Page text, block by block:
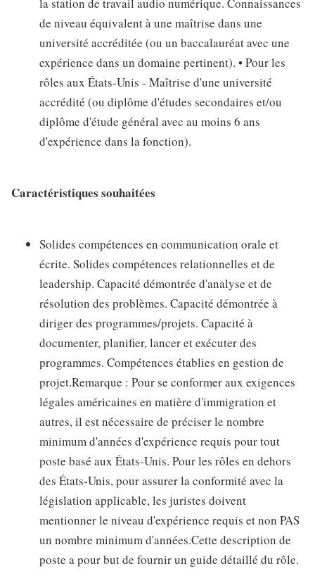
la station de travail audio numérique. Connaissances
de niveau équivalent à une maîtrise dans une
université accréditée (ou un baccalauréat avec une
expérience dans un domaine pertinent). • Pour les
rôles aux États-Unis - Maîtrise d'une université
accrédité (ou diplôme d'études secondaires et/ou
diplôme d'étude général avec au moins 6 ans
d'expérience dans la fonction).
Caractéristiques souhaitées
Solides compétences en communication orale et
écrite. Solides compétences relationnelles et de
leadership. Capacité démontrée d'analyse et de
résolution des problèmes. Capacité démontrée à
diriger des programmes/projets. Capacité à
documenter, planifier, lancer et exécuter des
programmes. Compétences établies en gestion de
projet.Remarque : Pour se conformer aux exigences
légales américaines en matière d'immigration et
autres, il est nécessaire de préciser le nombre
minimum d'années d'expérience requis pour tout
poste basé aux États-Unis. Pour les rôles en dehors
des États-Unis, pour assurer la conformité avec la
législation applicable, les juristes doivent
mentionner le niveau d'expérience requis et non PAS
un nombre minimum d'années.Cette description de
poste a pour but de fournir un guide détaillé du rôle.